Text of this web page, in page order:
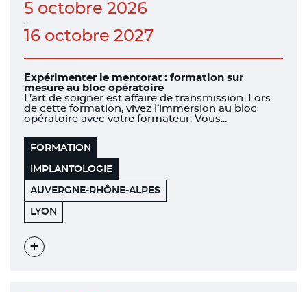
5 octobre 2026
-
16 octobre 2027
Expérimenter le mentorat : formation sur
mesure au bloc opératoire
L’art de soigner est affaire de transmission. Lors
de cette formation, vivez l’immersion au bloc
opératoire avec votre formateur. Vous...
FORMATION
IMPLANTOLOGIE
AUVERGNE-RHÔNE-ALPES
151
BOULEVARD
STALINGRAD
LYON
Voir